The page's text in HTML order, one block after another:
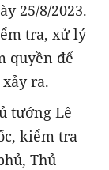
25/8/2023.
tra, xử lý
quyền để
ra.
tướng Lê
kiểm tra
Thủ